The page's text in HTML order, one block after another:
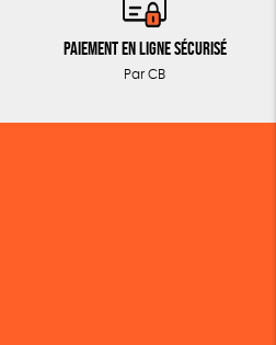
Paiement en ligne sécurisé
Par CB